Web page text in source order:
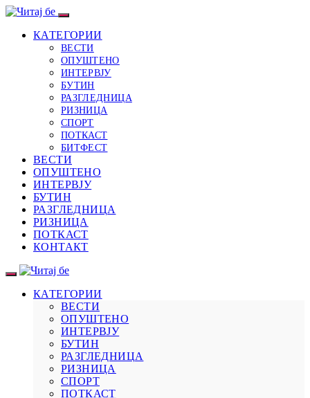
КАТЕГОРИИ
ВЕСТИ
ОПУШТЕНО
ИНТЕРВЈУ
БУТИН
РАЗГЛЕДНИЦА
РИЗНИЦА
СПОРТ
ПОТКАСТ
БИТФЕСТ
ВЕСТИ
ОПУШТЕНО
ИНТЕРВЈУ
БУТИН
РАЗГЛЕДНИЦА
РИЗНИЦА
ПОТКАСТ
КОНТАКТ
КАТЕГОРИИ
ВЕСТИ
ОПУШТЕНО
ИНТЕРВЈУ
БУТИН
РАЗГЛЕДНИЦА
РИЗНИЦА
СПОРТ
ПОТКАСТ